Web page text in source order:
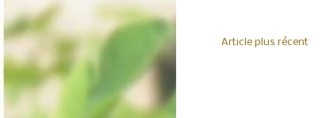
Article plus récent